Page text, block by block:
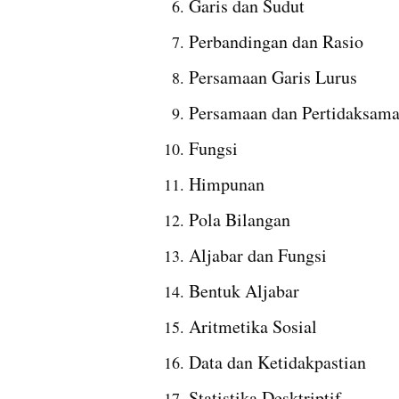
Garis dan Sudut
Perbandingan dan Rasio
Persamaan Garis Lurus
Persamaan dan
Fungsi
Himpunan
Pola Bilangan
Aljabar dan Fungsi
Bentuk Aljabar
Aritmetika Sosial
Data dan Ketidakpastian